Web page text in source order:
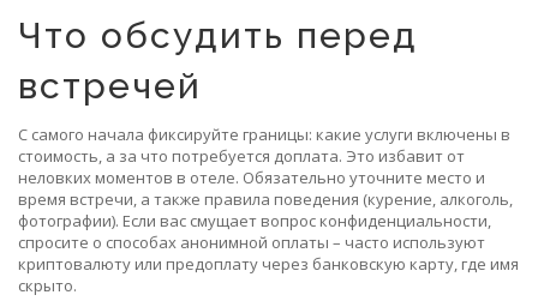
Что обсудить перед
встречей
С самого начала фиксируйте границы: какие услуги включены в
стоимость, а за что потребуется доплата. Это избавит от
неловких моментов в отеле. Обязательно уточните место и
время встречи, а также правила поведения (курение, алкоголь,
фотографии). Если вас смущает вопрос конфиденциальности,
спросите о способах анонимной оплаты – часто используют
криптовалюту или предоплату через банковскую карту, где имя
скрыто.